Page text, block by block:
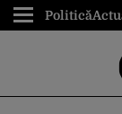
Politică